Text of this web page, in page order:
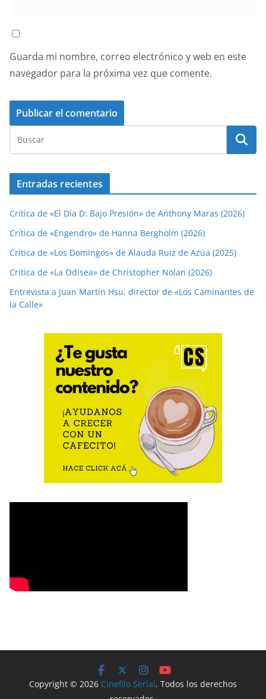
Guarda mi nombre, correo electrónico y web en este
navegador para la próxima vez que comente.
Entradas recientes
Crítica de «El Día D: Bajo Presión» de Anthony Maras (2026)
Crítica de «Engendro» de Hanna Bergholm (2026)
Crítica de «Los Domingos» de Alauda Ruiz de Azúa (2025)
Crítica de «La Odisea» de Christopher Nolan (2026)
Entrevista a Juan Martín Hsu, director de «Los Caminantes de
la Calle»
Copyright © 2026 Cinefilo Serial. Todos los derechos